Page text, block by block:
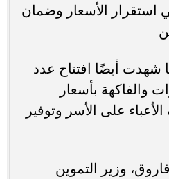
استقرار الأسعار وضمان
أيضًا افتتاح عدد
والفاكهة بأسعار
على الأسر وتوفير
وزير التموين